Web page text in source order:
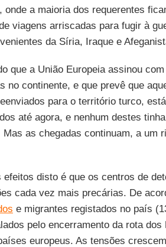
onde a maioria dos requerentes
viagens arriscadas para fugir à
da Síria, Iraque e
que a União Europeia assinou
no continente, e que prevê que
para o território turco,
até agora, e nenhum destes
Mas as chegadas continuam, a um
efeitos disto é que os centros de
cada vez mais precárias. De
e migrantes registados no país
pelo encerramento da rota
europeus. As tensões